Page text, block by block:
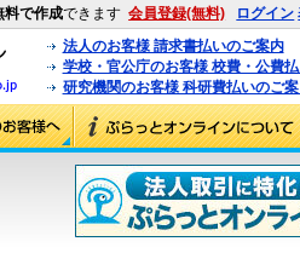
料で作成できます 会員登録(無料) ログイン
法人のお客様 請求書払いのご案内
学校・官公庁のお客様 校費・公費
研究機関のお客様 科研費払いのご